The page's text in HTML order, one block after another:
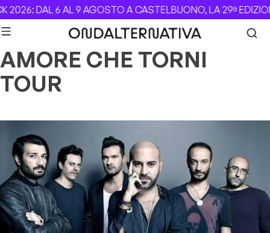
Skip to content
2026: DAL 6 AL 9 AGOSTO A CASTELBUONO, LA 29ª
AMORE CHE TORNI
TOUR